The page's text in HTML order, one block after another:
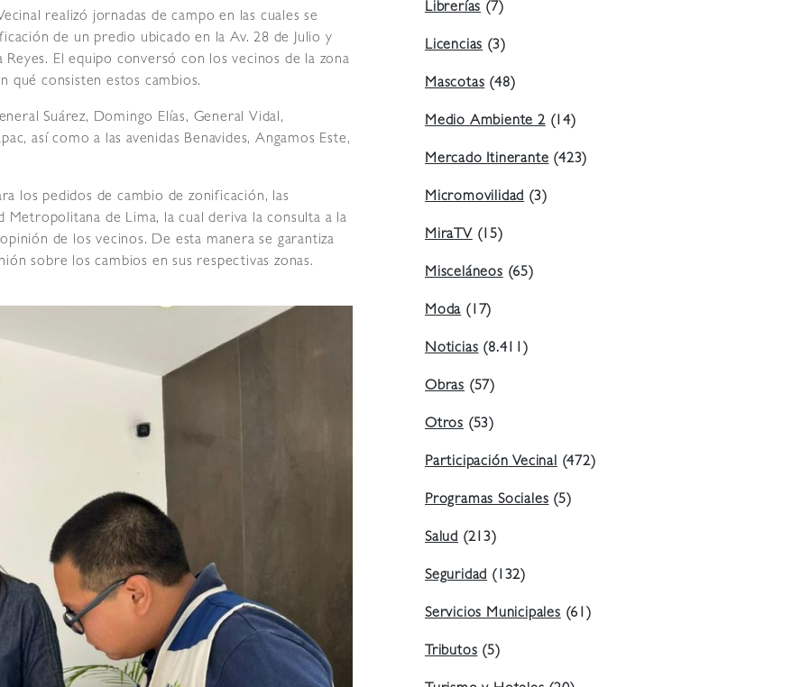
realizó jornadas de campo en las cuales se
de un predio ubicado en la Av. 28 de Julio y
El equipo conversó con los vecinos de la zona
qué consisten estos cambios.
Suárez, Domingo Elías, General Vidal,
así como a las avenidas Benavides, Angamos Este,
los pedidos de cambio de zonificación, las
Metropolitana de Lima, la cual deriva la consulta a la
de los vecinos. De esta manera se garantiza
sobre los cambios en sus respectivas zonas.
Librerías(7)
Licencias(3)
Mascotas(48)
Medio Ambiente 2(14)
Mercado Itinerante(423)
Micromovilidad(3)
MiraTV(15)
Misceláneos(65)
Moda(17)
Noticias(8.411)
Obras (57)
Otros (53)
Participación Vecinal(472)
Programas Sociales(5)
Salud (213)
Seguridad(132)
Servicios Municipales(61)
Tributos(5)